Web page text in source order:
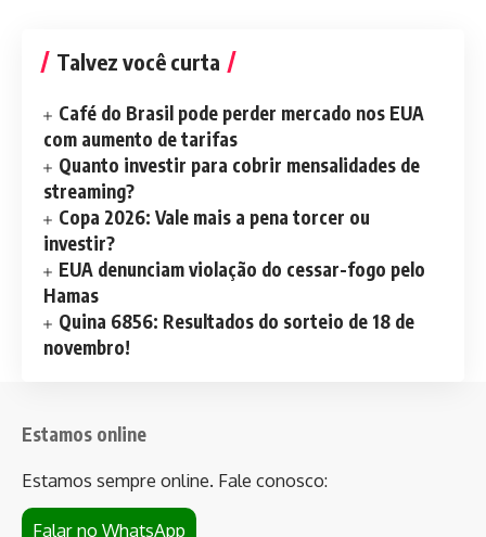
Talvez você curta
Café do Brasil pode perder mercado nos EUA
com aumento de tarifas
Quanto investir para cobrir mensalidades de
streaming?
Copa 2026: Vale mais a pena torcer ou
investir?
EUA denunciam violação do cessar-fogo pelo
Hamas
Quina 6856: Resultados do sorteio de 18 de
novembro!
Estamos online
Estamos sempre online. Fale conosco:
Falar no WhatsApp